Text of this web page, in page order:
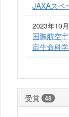
JAXAスペ
2023年10
国際航空
宙生命科
受賞 48